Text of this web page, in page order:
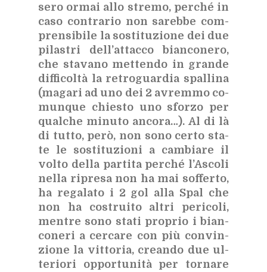
se­ro or­mai allo stre­mo, per­ché in
caso con­tra­rio non sa­reb­be com­
pren­si­bi­le la so­sti­tu­zio­ne dei due
pi­la­stri del­l’at­tac­co bian­co­ne­ro,
che sta­va­no met­ten­do in gran­de
dif­fi­col­tà la re­tro­guar­dia spal­li­na
(ma­ga­ri ad uno dei 2 avrem­mo co­
mun­que chie­sto uno sfor­zo per
qual­che mi­nu­to an­co­ra…). Al di là
di tut­to, però, non sono cer­to sta­
te le so­sti­tu­zio­ni a cam­bia­re il
vol­to del­la par­ti­ta per­ché l’A­sco­li
nel­la ri­pre­sa non ha mai sof­fer­to,
ha re­ga­la­to i 2 gol alla Spal che
non ha co­strui­to al­tri pe­ri­co­li,
men­tre sono sta­ti pro­prio i bian­
co­ne­ri a cer­ca­re con più con­vin­
zio­ne la vit­to­ria, crean­do due ul­
te­rio­ri op­por­tu­ni­tà per tor­na­re